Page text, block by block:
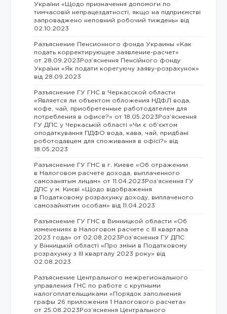
України «Щодо призначення допомоги по
тимчасовій непрацездатності, якщо на підприємстві
запроваджено неповний робочий тиждень» від
02.10.2023
Разъяснение Пенсионного фонда Украины «Как
подать корректирующее заявление-расчет»
от 28.09.2023Роз’яснення Пенсійного фонду
України «Як подати корегуючу заяву-розрахунок»
від 28.09.2023
Разъяснение ГУ ГНС в Черкасской области
«Является ли объектом обложения НДФЛ вода,
кофе, чай, приобретенные работодателем для
потребления в офисе?» от 18.05.2023Роз’яснення
ГУ ДПС у Черкаській області «Чи є об’єктом
оподаткування ПДФО вода, кава, чай, придбані
роботодавцем для споживання в офісі?» від
18.05.2023
Разъяснение ГУ ГНС в г. Киеве «Об отражении
в Налоговом расчете дохода, выплаченного
самозанятым лицам» от 11.04.2023Роз’яснення ГУ
ДПС у м. Києві «Щодо відображення
в Податковому розрахунку доходу, виплаченого
самозайнятим особам» від 11.04.2023
Разъяснение ГУ ГНС в Винницкой области «Об
изменениях в Налоговом расчете с III квартала
2023 года» от 02.08.2023Роз’яснення ГУ ДПС
у Вінницькій області «Про зміни в Податковому
розрахунку з III кварталу 2023 року» від
02.08.2023
Разъяснение Центрального межрегионального
управления ГНС по работе с крупными
налогоплательщиками «Порядок заполнения
графы 26 приложения 1 Налогового расчета»
от 25.08.2023Роз’яснення Центрального